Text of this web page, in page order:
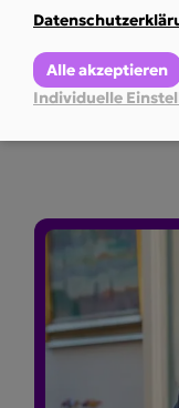
Erst krank,
und dann
Individuelle
Alle akzeptieren